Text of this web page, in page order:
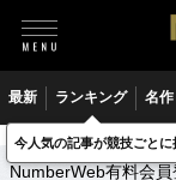
最新 ランキング 名作
NumberWeb有料会員登
NumberWeb有料会
今人気の記事が競技ごとに